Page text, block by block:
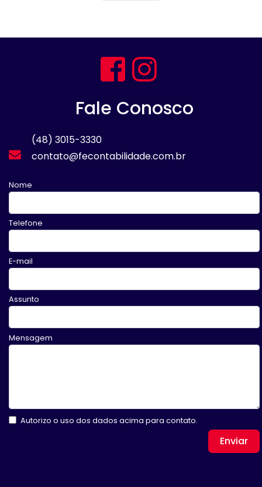
Fale Conosco
(48) 3015-3330
contato@fecontabilidade.com.br
Nome
Telefone
E-mail
Assunto
Mensagem
Autorizo o uso dos dados acima para contato.
Enviar